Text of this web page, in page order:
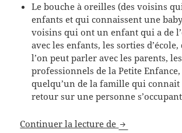
Le bouche à oreilles (des voisins
enfants et qui connaissent une
voisins qui ont un enfant qui a de
avec les enfants, les sorties d’école,
l’on peut parler avec les parents, les
professionnels de la Petite
quelqu’un de la famille qui connait
retour sur une personne
Continuer la lecture de Comment